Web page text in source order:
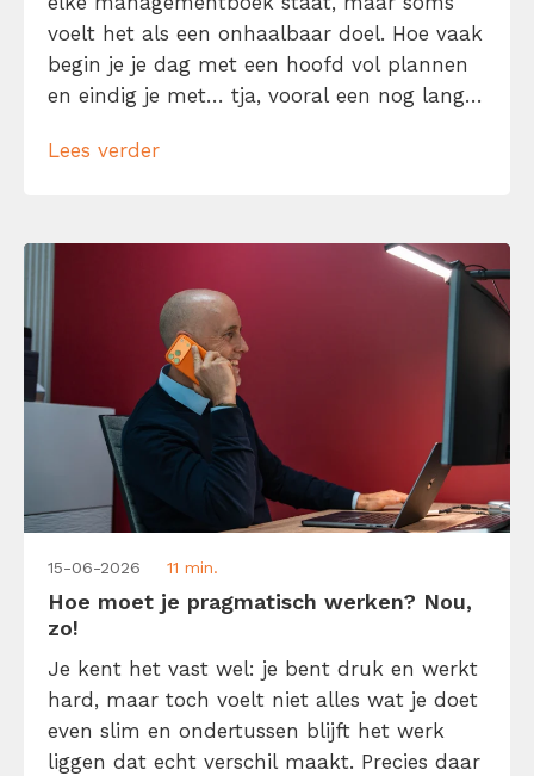
voelt het als een onhaalbaar doel. Hoe vaak
begin je je dag met een hoofd vol plannen
en eindig je met… tja, vooral een nog langer
enige. We willen allemaal meer gedaan
Lees verder
15-06-2026 11 min.
Hoe moet je pragmatisch werken? Nou,
zo!
Je kent het vast wel: je bent druk en werkt
hard, maar toch voelt niet alles wat je doet
even slim en ondertussen blijft het werk
liggen dat echt verschil maakt. Precies daar